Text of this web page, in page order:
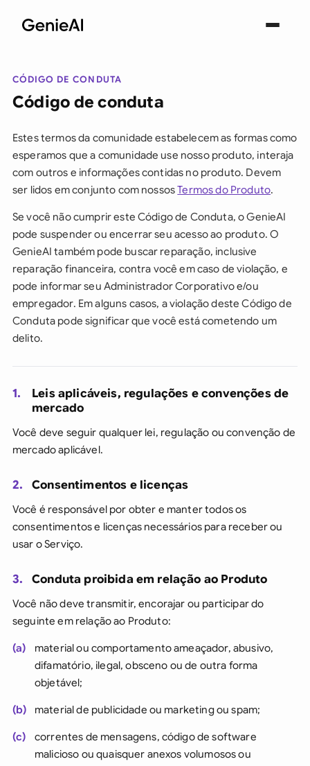
CÓDIGO DE CONDUTA
Código de conduta
Estes termos da comunidade estabelecem as formas como
esperamos que a comunidade use nosso produto, interaja
com outros e informações contidas no produto. Devem
ser lidos em conjunto com nossosTermos do Produto.
Se você não cumprir este Código de Conduta, o GenieAI
pode suspender ou encerrar seu acesso ao produto. O
GenieAI também pode buscar reparação, inclusive
reparação financeira, contra você em caso de violação, e
pode informar seu Administrador Corporativo e/ou
empregador. Em alguns casos, a violação deste Código de
Conduta pode significar que você está cometendo um
delito.
1.
Leis aplicáveis, regulações e convenções de
mercado
Você deve seguir qualquer lei, regulação ou convenção de
mercado aplicável.
2. Consentimentos e licenças
Você é responsável por obter e manter todos os
consentimentos e licenças necessários para receber ou
usar o Serviço.
3. Conduta proibida em relação ao Produto
Você não deve transmitir, encorajar ou participar do
seguinte em relação ao Produto:
(a)
material ou comportamento ameaçador, abusivo,
difamatório, ilegal, obsceno ou de outra forma
objetável;
(b) material de publicidade ou marketing ou spam;
(c)
correntes de mensagens, código de software
malicioso ou quaisquer anexos volumosos ou